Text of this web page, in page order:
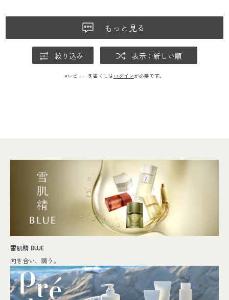
もっと見る
絞り込み 表示：新しい順
※レビューを書くには ログインが必要です。
雪肌精 BLUE
向き合い、調う。